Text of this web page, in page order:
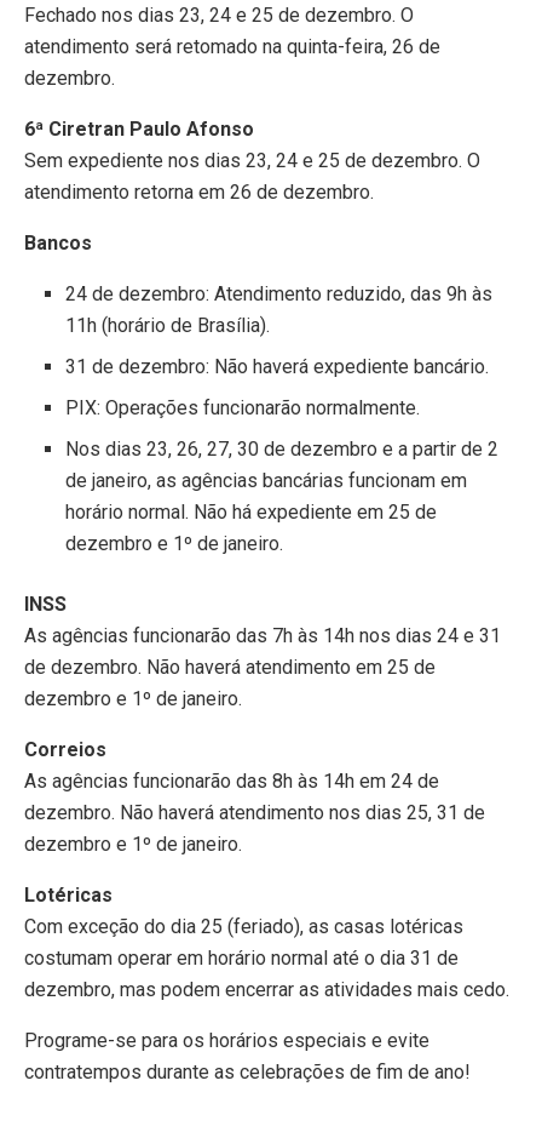
Fechado nos dias 23, 24 e 25 de dezembro. O
atendimento será retomado na quinta-feira, 26 de
dezembro.
6ª Ciretran Paulo Afonso
Sem expediente nos dias 23, 24 e 25 de dezembro. O
atendimento retorna em 26 de dezembro.
Bancos
24 de dezembro: Atendimento reduzido, das 9h às
11h (horário de Brasília).
31 de dezembro: Não haverá expediente bancário.
PIX: Operações funcionarão normalmente.
Nos dias 23, 26, 27, 30 de dezembro e a partir de 2
de janeiro, as agências bancárias funcionam em
horário normal. Não há expediente em 25 de
dezembro e 1º de janeiro.
INSS
As agências funcionarão das 7h às 14h nos dias 24 e 31
de dezembro. Não haverá atendimento em 25 de
dezembro e 1º de janeiro.
Correios
As agências funcionarão das 8h às 14h em 24 de
dezembro. Não haverá atendimento nos dias 25, 31 de
dezembro e 1º de janeiro.
Lotéricas
Com exceção do dia 25 (feriado), as casas lotéricas
costumam operar em horário normal até o dia 31 de
dezembro, mas podem encerrar as atividades mais cedo.
Programe-se para os horários especiais e evite
contratempos durante as celebrações de fim de ano!